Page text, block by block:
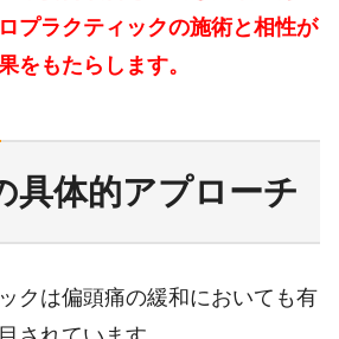
プラクティックの施術と相性が
をもたらします。
具体的アプローチ
クは偏頭痛の緩和においても有